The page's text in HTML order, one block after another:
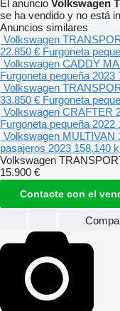
El anuncio Volkswagen
se ha vendido y no está
Anuncios similares
Volkswagen
22.850 € Furgoneta
Volkswagen CADDY
Furgoneta pequeña 2023
Volkswagen
33.850 € Furgoneta
Volkswagen CRAFTER
Furgoneta pequeña 2022
Volkswagen MULTIVAN
pasajeros 2023 158.140
Volkswagen
15.900 €
Contacte con el